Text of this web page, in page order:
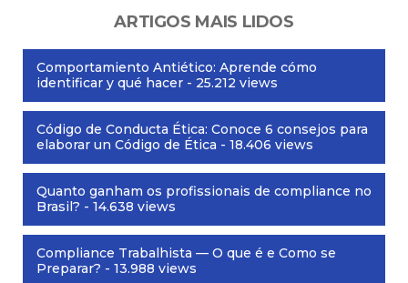
ARTIGOS MAIS LIDOS
Comportamiento Antiético: Aprende cómo
identificar y qué hacer - 25.212 views
Código de Conducta Ética: Conoce 6 consejos para
elaborar un Código de Ética - 18.406 views
Quanto ganham os profissionais de compliance no
Brasil? - 14.638 views
Compliance Trabalhista — O que é e Como se
Preparar? - 13.988 views